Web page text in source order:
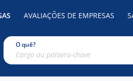
AVALIAÇÕES DE EMPRESAS
O quê?